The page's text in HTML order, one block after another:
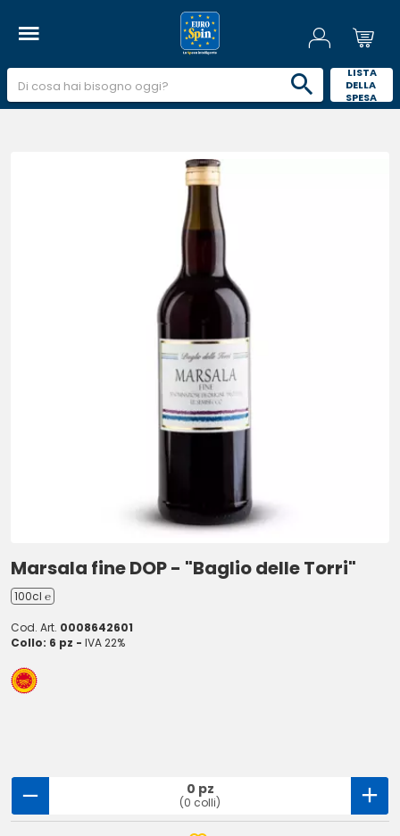
LISTA
DELLA
SPESA
Marsala fine DOP - "Baglio delle Torri"
100cl ℮
Cod. Art. 0008642601
Collo: 6 pz - IVA 22%
0 pz
(0 colli)